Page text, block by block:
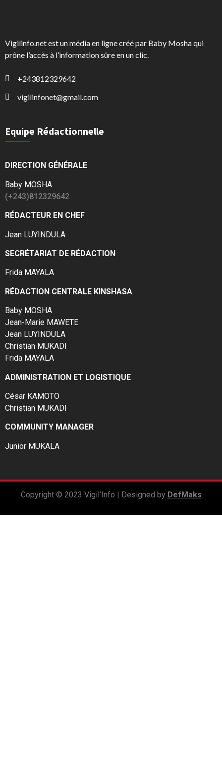
Vigilinfo.net est un média en ligne créé par Baby Mosha qui
prône l’accès à l’information sûre en un clic.
+243812329642
vigilinfonet@gmail.com
Equipe Rédactionnelle
DIRECTION GÉNÉRALE
Baby MOSHA
(+243)812329642
RÉDACTEUR EN CHEF
Jean LUYINDULA
SECRÉTARIAT DE RÉDACTION
Frida MAYALA
RÉDACTION CENTRALE KINSHASA
Baby MOSHA
Jean-Marie MAWETE
Jean LUYINDULA
Christian MUKADI
Frida MAYALA
ADMINISTRATION ET LOGISTIQUE
César KAMOTO
Christian MUKADI
COMMUNITY MANAGER
Junior MUKALA
Copyright © 2023 Vigil’Info | Designed by DefMaks